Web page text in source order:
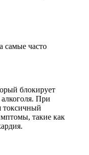
самые часто
блокирует
При
токсичный
такие как